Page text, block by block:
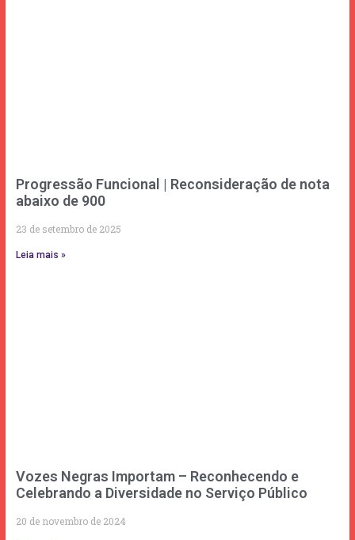
Progressão Funcional | Reconsideração de nota
abaixo de 900
23 de setembro de 2025
Leia mais »
Vozes Negras Importam – Reconhecendo e
Celebrando a Diversidade no Serviço Público
20 de novembro de 2024